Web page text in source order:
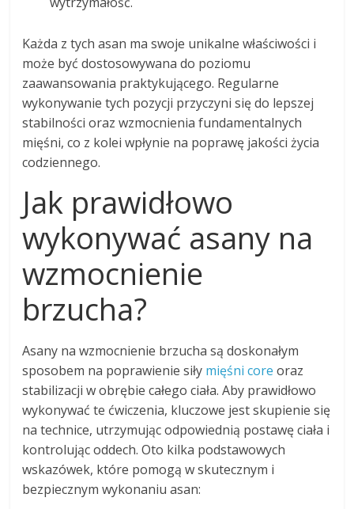
Każda z tych asan ma swoje unikalne właściwości i
może być dostosowywana do poziomu
zaawansowania praktykującego. Regularne
wykonywanie tych pozycji przyczyni się do lepszej
stabilności oraz wzmocnienia fundamentalnych
mięśni, co z kolei wpłynie na poprawę jakości życia
codziennego.
Jak prawidłowo
wykonywać asany na
wzmocnienie
brzucha?
Asany na wzmocnienie brzucha są doskonałym
sposobem na poprawienie siły mięśni core oraz
stabilizacji w obrębie całego ciała. Aby prawidłowo
wykonywać te ćwiczenia, kluczowe jest skupienie się
na technice, utrzymując odpowiednią postawę ciała i
kontrolując oddech. Oto kilka podstawowych
wskazówek, które pomogą w skutecznym i
bezpiecznym wykonaniu asan: